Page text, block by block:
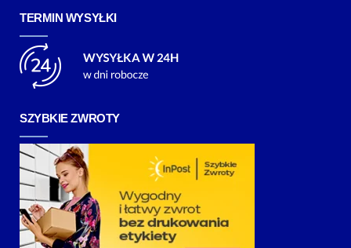
TERMIN WYSYŁKI
SZYBKIE ZWROTY